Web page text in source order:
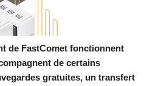
de FastComet fonctionnent
de certains
gratuites, un transfert